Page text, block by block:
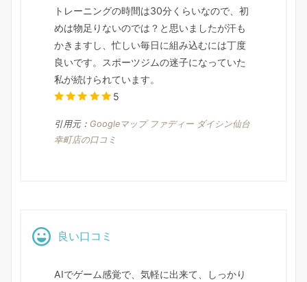
トレーニングの時間は30分くらいなので、初
めは物足りないのでは？と思いましたが汗も
かきますし、忙しい毎日に組み込むには丁度
良いです。スポーツジムの迷子になっていた
私が続けられています。
5
引用元： Googleマップ ファディー ダイシン仙台
幸町店の口コミ
良い口コミ
AIでゲーム感覚で、気軽に出来て、しっかり